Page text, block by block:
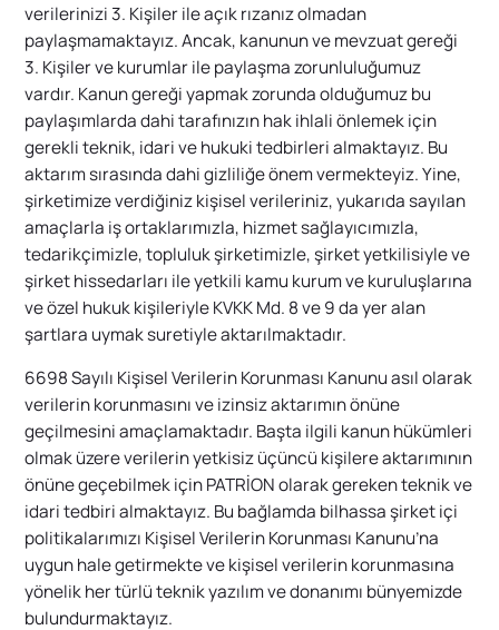
verilerinizi 3. Kişiler ile açık rızanız olmadan
paylaşmamaktayız. Ancak, kanunun ve mevzuat gereği
3. Kişiler ve kurumlar ile paylaşma zorunluluğumuz
vardır. Kanun gereği yapmak zorunda olduğumuz bu
paylaşımlarda dahi tarafınızın hak ihlali önlemek için
gerekli teknik, idari ve hukuki tedbirleri almaktayız. Bu
aktarım sırasında dahi gizliliğe önem vermekteyiz. Yine,
şirketimize verdiğiniz kişisel verileriniz, yukarıda sayılan
amaçlarla iş ortaklarımızla, hizmet sağlayıcımızla,
tedarikçimizle, topluluk şirketimizle, şirket yetkilisiyle ve
şirket hissedarları ile yetkili kamu kurum ve kuruluşlarına
ve özel hukuk kişileriyle KVKK Md. 8 ve 9 da yer alan
şartlara uymak suretiyle aktarılmaktadır.
6698 Sayılı Kişisel Verilerin Korunması Kanunu asıl olarak
verilerin korunmasını ve izinsiz aktarımın önüne
geçilmesini amaçlamaktadır. Başta ilgili kanun hükümleri
olmak üzere verilerin yetkisiz üçüncü kişilere aktarımının
önüne geçebilmek için PATRİON olarak gereken teknik ve
idari tedbiri almaktayız. Bu bağlamda bilhassa şirket içi
politikalarımızı Kişisel Verilerin Korunması Kanunu’na
uygun hale getirmekte ve kişisel verilerin korunmasına
yönelik her türlü teknik yazılım ve donanımı bünyemizde
bulundurmaktayız.